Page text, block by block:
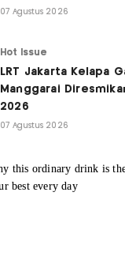
07 Agustus 2026
Hot Issue
LRT Jakarta Kelapa
Manggarai
2026
07 Agustus 2026